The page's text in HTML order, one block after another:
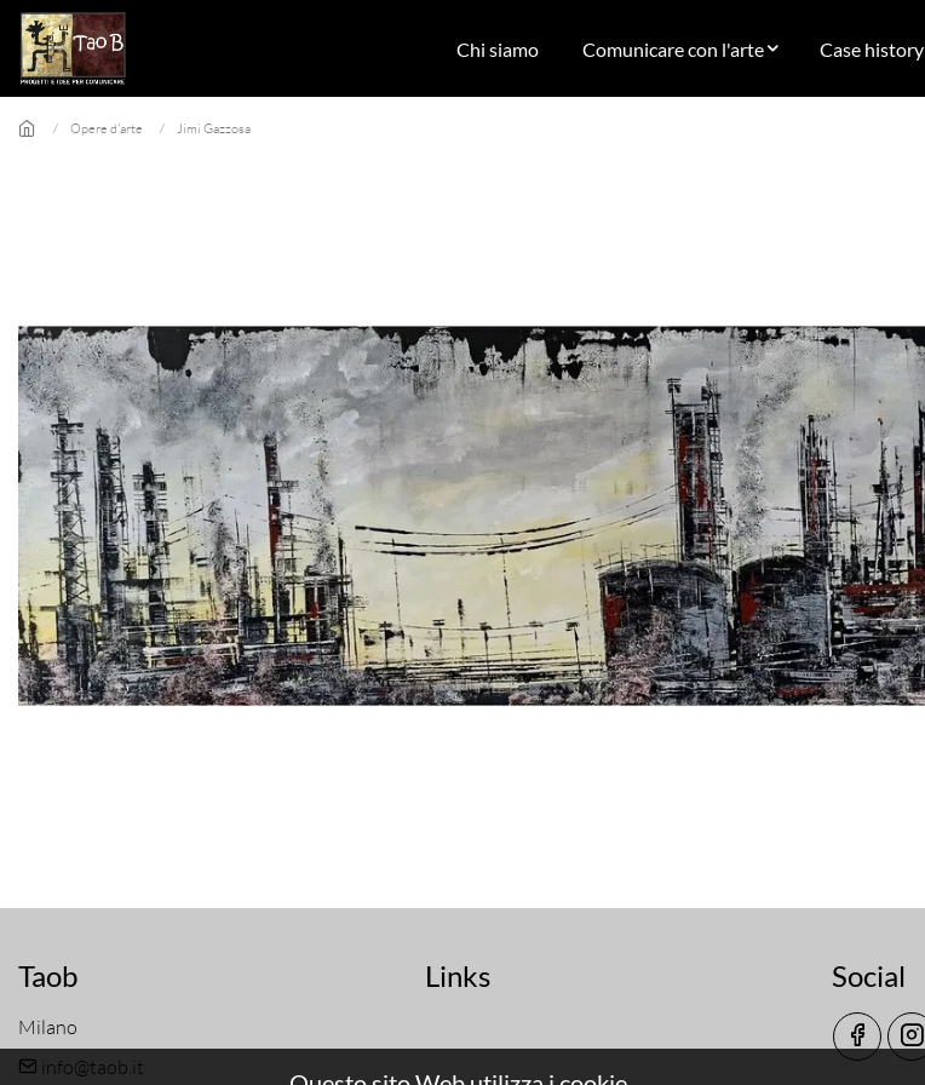
Skip to main content
Chi siamo Comunicare con l'arte Case history
Opere d'arte Jimi Gazzosa
Taob
Milano
info@taob.it
Links Social